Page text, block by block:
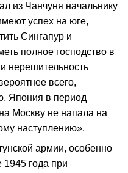
из Чанчуня начальнику
успех на юге,
Сингапур и
полное господство в
нерешительность
всего,
Япония в период
Москву не напала на
наступлению».
армии, особенно
1945 года при